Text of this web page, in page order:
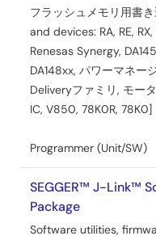
フラッシュメモリ用書
and devices: RA, RE,
Renesas Synergy,
DA148xx, パワーマネー
Deliveryファミリ, モー
IC, V850, 78K0R, 78K0]
Programmer (Unit/SW)
SEGGER™ J-Link™
Package
Software utilities,